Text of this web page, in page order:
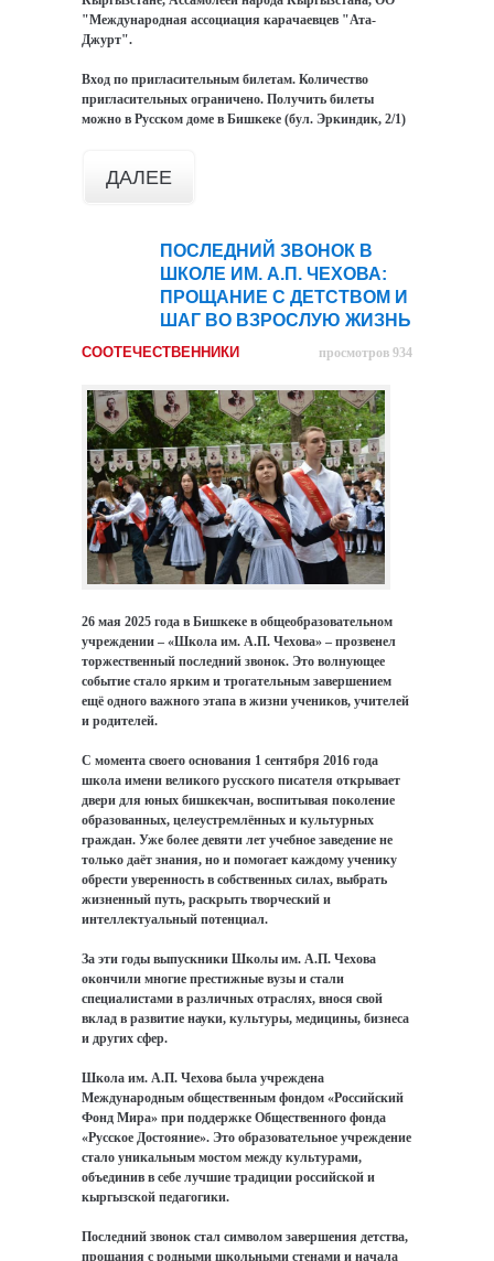
"Международная ассоциация карачаевцев "Ата-
Джурт".
Вход по пригласительным билетам. Количество
пригласительных ограничено. Получить билеты
можно в Русском доме в Бишкеке (бул. Эркиндик, 2/1)
ДАЛЕЕ
ПОСЛЕДНИЙ ЗВОНОК В
ШКОЛЕ ИМ. А.П. ЧЕХОВА:
ПРОЩАНИЕ С ДЕТСТВОМ И
ШАГ ВО ВЗРОСЛУЮ ЖИЗНЬ
СООТЕЧЕСТВЕННИКИ просмотров 934
26 мая 2025 года в Бишкеке в общеобразовательном
учреждении – «Школа им. А.П. Чехова» – прозвенел
торжественный последний звонок. Это волнующее
событие стало ярким и трогательным завершением
ещё одного важного этапа в жизни учеников, учителей
и родителей.
С момента своего основания 1 сентября 2016 года
школа имени великого русского писателя открывает
двери для юных бишкекчан, воспитывая поколение
образованных, целеустремлённых и культурных
граждан. Уже более девяти лет учебное заведение не
только даёт знания, но и помогает каждому ученику
обрести уверенность в собственных силах, выбрать
жизненный путь, раскрыть творческий и
интеллектуальный потенциал.
За эти годы выпускники Школы им. А.П. Чехова
окончили многие престижные вузы и стали
специалистами в различных отраслях, внося свой
вклад в развитие науки, культуры, медицины, бизнеса
и других сфер.
Школа им. А.П. Чехова была учреждена
Международным общественным фондом «Российский
Фонд Мира» при поддержке Общественного фонда
«Русское Достояние». Это образовательное учреждение
стало уникальным мостом между культурами,
объединив в себе лучшие традиции российской и
кыргызской педагогики.
Последний звонок стал символом завершения детства,
прощания с родными школьными стенами и начала